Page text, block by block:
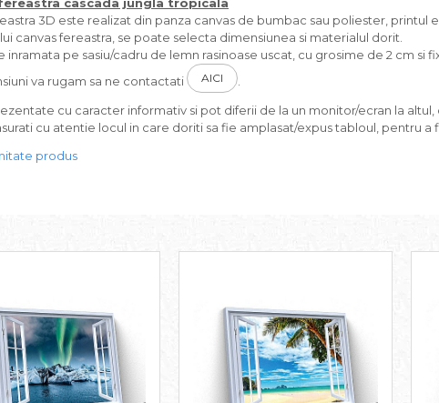
3D este realizat din panza canvas de bumbac sau poliester,
canvas fereastra, se poate selecta dimensiunea si materialul dorit.
inramata pe sasiu/cadru de lemn rasinoase uscat, cu grosime de 2 cm si
va rugam sa ne contactati
AICI
.
cu caracter informativ si pot diferii de la un monitor/ecran la
cu atentie locul in care doriti sa fie amplasat/expus tabloul, pentru
produs